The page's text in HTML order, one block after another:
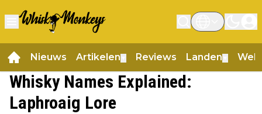
Nieuws Artikelen Reviews Landen
Whisky Names Explained:
Laphroaig Lore